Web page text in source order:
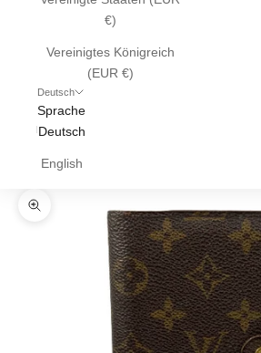
€)
Vereinigtes Königreich
(EUR €)
Deutsch
Sprache
Deutsch
English
Bild vergrößern